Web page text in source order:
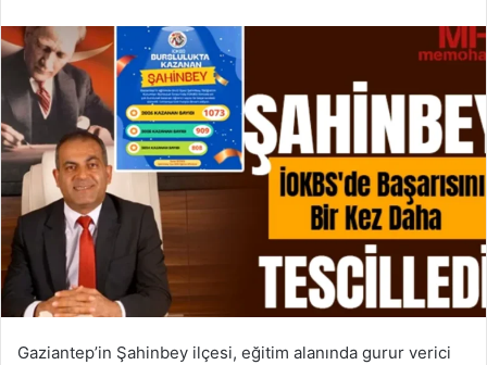
Gaziantep’in Şahinbey ilçesi, eğitim alanında gurur verici